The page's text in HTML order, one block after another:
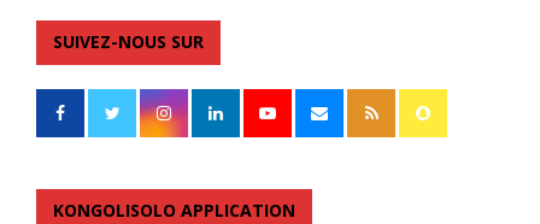
SUIVEZ-NOUS SUR
KONGOLISOLO APPLICATION